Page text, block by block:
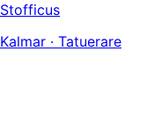
Stofficus
Kalmar · Tatuerare